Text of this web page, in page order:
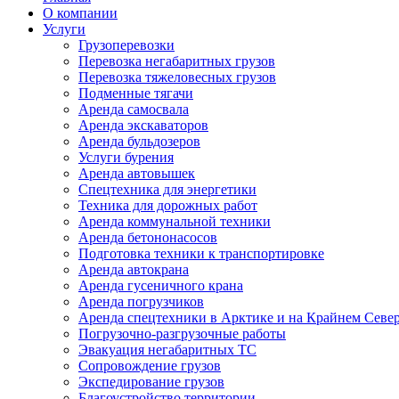
О компании
Услуги
Грузоперевозки
Перевозка негабаритных грузов
Перевозка тяжеловесных грузов
Подменные тягачи
Аренда самосвала
Аренда экскаваторов
Аренда бульдозеров
Услуги бурения
Аренда автовышек
Спецтехника для энергетики
Техника для дорожных работ
Аренда коммунальной техники
Аренда бетононасосов
Подготовка техники к транспортировке
Аренда автокрана
Аренда гусеничного крана
Аренда погрузчиков
Аренда спецтехники в Арктике и на Крайнем
Погрузочно-разгрузочные работы
Эвакуация негабаритных ТС
Сопровождение грузов
Экспедирование грузов